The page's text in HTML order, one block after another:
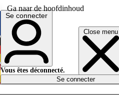
Ga naar de hoofdinhoud
Close menu
English
Deutsch
Español
Se connecter
Vous êtes déconnecté.
Se connecter